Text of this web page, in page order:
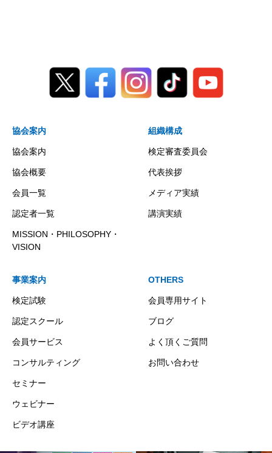
協会案内
協会案内
協会概要
会員一覧
認定者一覧
MISSION・PHILOSOPHY・
VISION
組織構成
検定審査委員会
代表挨拶
メディア実績
講演実績
事業案内
検定試験
認定スクール
会員サービス
コンサルティング
セミナー
ウェビナー
ビデオ講座
OTHERS
会員専用サイト
ブログ
よく頂くご質問
お問い合わせ